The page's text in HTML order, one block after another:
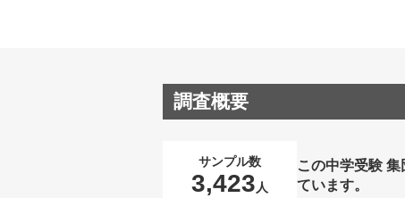
調査概要
サンプル数
3,423 人
この中学受験
ています。